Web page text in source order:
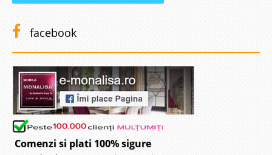
facebook
Comenzi si plati 100% sigure